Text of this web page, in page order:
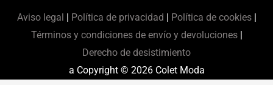
Aviso legal Política de privacidad Política de cookies|
Términos y condiciones de envío y devoluciones|
Derecho de desistimiento
a Copyright © 2026 Colet Moda